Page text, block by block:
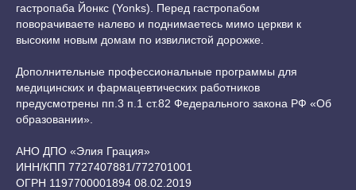
гастропаба Йонкс (Yonks). Перед гастропабом
поворачиваете налево и поднимаетесь мимо церкви к
высоким новым домам по извилистой дорожке.
Дополнительные профессиональные программы для
медицинских и фармацевтических работников
предусмотрены пп.3 п.1 ст.82 Федерального закона РФ «Об
образовании».
АНО ДПО «Элия Грация»
ИНН/КПП 7727407881/772701001
ОГРН 1197700001894 08.02.2019